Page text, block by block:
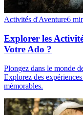
Activités d'Aventure6
Explorer les
Votre Ado ?
Plongez dans le monde
Explorez des
mémorables.